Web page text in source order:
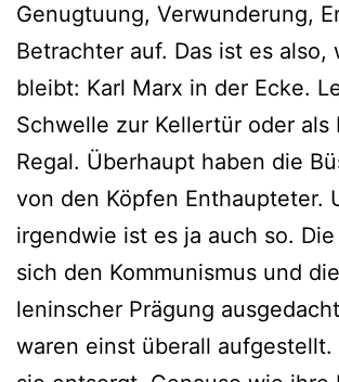
Genugtuung, Verwunderung,
Betrachter auf. Das ist es also,
bleibt: Karl Marx in der Ecke.
Schwelle zur Kellertür oder als
Regal. Überhaupt haben die
von den Köpfen Enthaupteter.
irgendwie ist es ja auch so.
sich den Kommunismus und
leninscher Prägung
waren einst überall